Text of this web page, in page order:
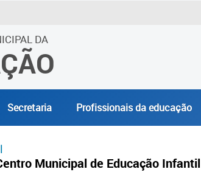
DA
Secretaria Profissionais da educação
Municipal de Educação Infantil